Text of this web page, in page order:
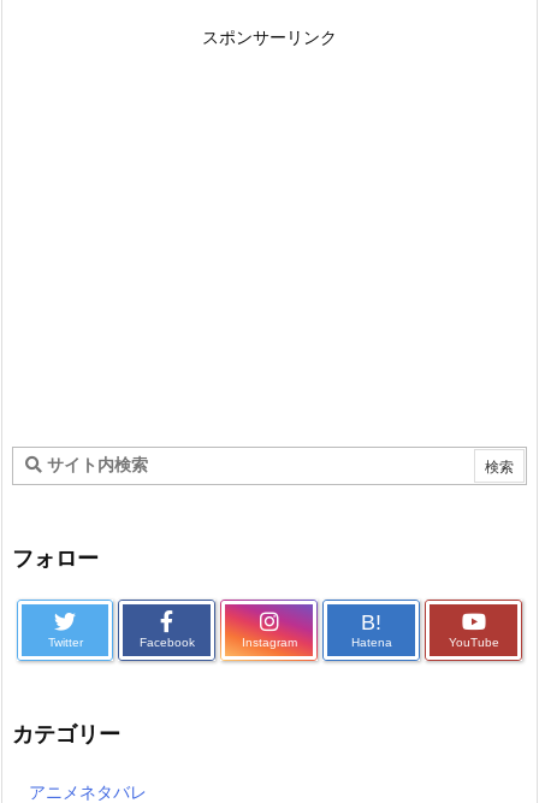
スポンサーリンク
フォロー
Twitter Facebook Instagram
B!
Hatena YouTube
カテゴリー
アニメネタバレ